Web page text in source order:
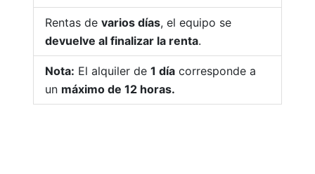
Rentas de varios días, el equipo se
devuelve al finalizar la renta.
Nota: El alquiler de 1 día corresponde a
un máximo de 12 horas.